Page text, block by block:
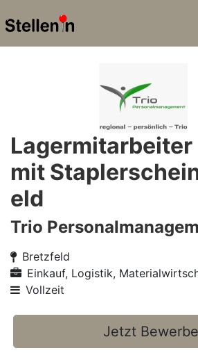
mit
eld
Trio
Bretzfeld
Einkauf, Logistik,
Vollzeit
Jetzt